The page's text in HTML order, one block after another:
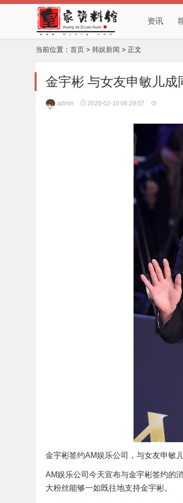
资讯
当前位置： 首页 > 韩娱新闻 > 正文
金宇彬 与女友申敏儿成
admin 2020-02-10 06:29:07
金宇彬签约AM娱乐公司，与女友申敏
AM娱乐公司今天宣布与金宇彬签约的
大粉丝能够一如既往地支持金宇彬。